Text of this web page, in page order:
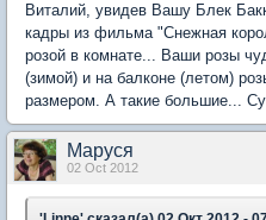
Виталий, увидев Вашу Блек
кадры из фильма "Снежная
розой в комнате... Ваши розы
(зимой) и на балконе (летом)
размером. А такие большие...
Маруся
02 Oct 2012